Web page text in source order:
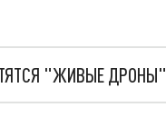
"ЖИВЫЕ ДРОНЫ"